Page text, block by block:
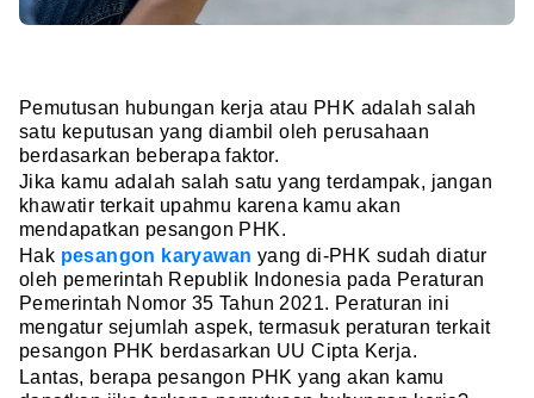
Pemutusan hubungan kerja atau PHK adalah salah
satu keputusan yang diambil oleh perusahaan
berdasarkan beberapa faktor.
Jika kamu adalah salah satu yang terdampak, jangan
khawatir terkait upahmu karena kamu akan
mendapatkan pesangon PHK.
Hak pesangon karyawan yang di-PHK sudah diatur
oleh pemerintah Republik Indonesia pada Peraturan
Pemerintah Nomor 35 Tahun 2021. Peraturan ini
mengatur sejumlah aspek, termasuk peraturan terkait
pesangon PHK berdasarkan UU Cipta Kerja.
Lantas, berapa pesangon PHK yang akan kamu